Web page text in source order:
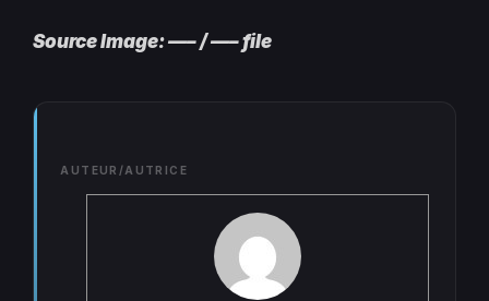
Source Image: —– / —– file
AUTEUR/AUTRICE